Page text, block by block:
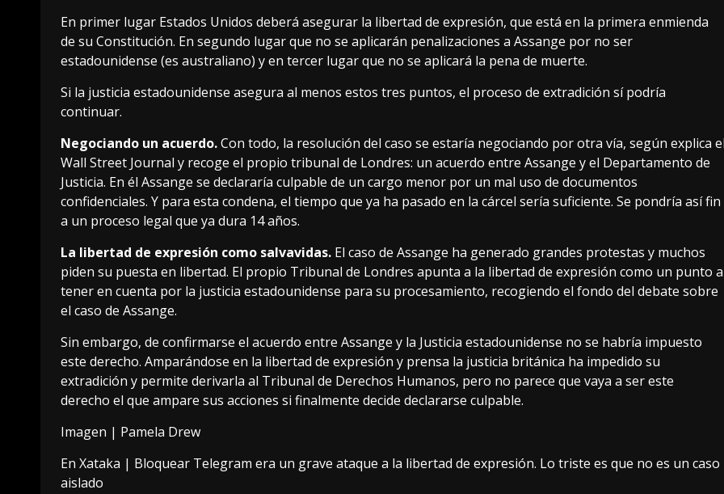
En primer lugar Estados Unidos deberá asegurar la libertad de expresión, que está en la primera enmienda
de su Constitución. En segundo lugar que no se aplicarán penalizaciones a Assange por no ser
estadounidense (es australiano) y en tercer lugar que no se aplicará la pena de muerte.
Si la justicia estadounidense asegura al menos estos tres puntos, el proceso de extradición sí podría
continuar.
Negociando un acuerdo.Con todo, la resolución del caso se estaría negociando por otra vía, según explica
Wall Street Journal y recoge el propio tribunal de Londres: un acuerdo entre Assange y el Departamento de
Justicia. En él Assange se declararía culpable de un cargo menor por un mal uso de documentos
confidenciales. Y para esta condena, el tiempo que ya ha pasado en la cárcel sería suficiente. Se pondría así fin
a un proceso legal que ya dura 14 años.
La libertad de expresión como salvavidas. El caso de Assange ha generado grandes protestas y muchos
piden su puesta en libertad. El propio Tribunal de Londres apunta a la libertad de expresión como un punto a
tener en cuenta por la justicia estadounidense para su procesamiento, recogiendo el fondo del debate sobre
el caso de Assange.
Sin embargo, de confirmarse el acuerdo entre Assange y la Justicia estadounidense no se habría impuesto
este derecho. Amparándose en la libertad de expresión y prensa la justicia británica ha impedido su
extradición y permite derivarla al Tribunal de Derechos Humanos, pero no parece que vaya a ser este
derecho el que ampare sus acciones si finalmente decide declararse culpable.
Imagen | Pamela Drew
En Xataka | Bloquear Telegram era un grave ataque a la libertad de expresión. Lo triste es que no es un caso
aislado